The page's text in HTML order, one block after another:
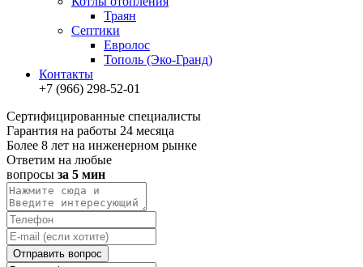
Траян
Септики
Евролос
Тополь (Эко-Гранд)
Контакты
+7 (966) 298-52-01
Сертифицированные специалисты
Гарантия на работы 24 месяца
Более 8 лет на инженерном рынке
Ответим на любые
вопросы за 5 мин
Отправить вопрос